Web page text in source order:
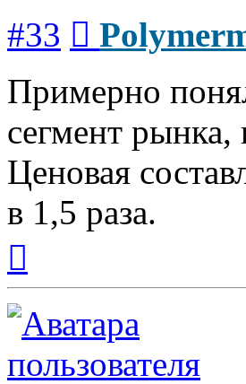
#33
Примерно
сегмент рынка,
Ценовая
в 1,5 раза.
началу